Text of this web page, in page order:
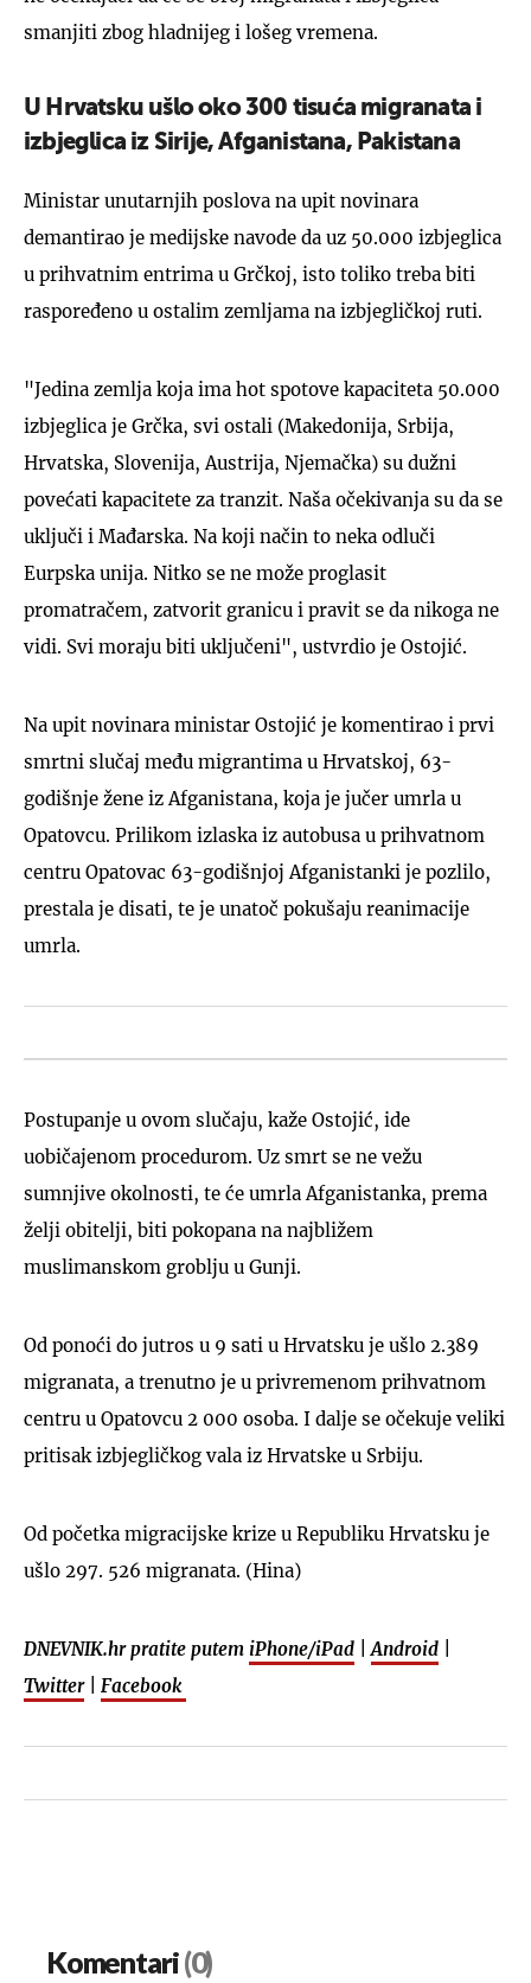
smanjiti zbog hladnijeg i lošeg vremena.
U Hrvatsku ušlo oko 300 tisuća migranata i
izbjeglica iz Sirije, Afganistana, Pakistana
Ministar unutarnjih poslova na upit novinara
demantirao je medijske navode da uz 50.000 izbjeglica
u prihvatnim entrima u Grčkoj, isto toliko treba biti
raspoređeno u ostalim zemljama na izbjegličkoj ruti.
"Jedina zemlja koja ima hot spotove kapaciteta 50.000
izbjeglica je Grčka, svi ostali (Makedonija, Srbija,
Hrvatska, Slovenija, Austrija, Njemačka) su dužni
povećati kapacitete za tranzit. Naša očekivanja su da se
uključi i Mađarska. Na koji način to neka odluči
Eurpska unija. Nitko se ne može proglasit
promatračem, zatvorit granicu i pravit se da nikoga ne
vidi. Svi moraju biti uključeni", ustvrdio je Ostojić.
Na upit novinara ministar Ostojić je komentirao i prvi
smrtni slučaj među migrantima u Hrvatskoj, 63-
godišnje žene iz Afganistana, koja je jučer umrla u
Opatovcu. Prilikom izlaska iz autobusa u prihvatnom
centru Opatovac 63-godišnjoj Afganistanki je pozlilo,
prestala je disati, te je unatoč pokušaju reanimacije
umrla.
Postupanje u ovom slučaju, kaže Ostojić, ide
uobičajenom procedurom. Uz smrt se ne vežu
sumnjive okolnosti, te će umrla Afganistanka, prema
želji obitelji, biti pokopana na najbližem
muslimanskom groblju u Gunji.
Od ponoći do jutros u 9 sati u Hrvatsku je ušlo 2.389
migranata, a trenutno je u privremenom prihvatnom
centru u Opatovcu 2 000 osoba. I dalje se očekuje veliki
pritisak izbjegličkog vala iz Hrvatske u Srbiju.
Od početka migracijske krize u Republiku Hrvatsku je
ušlo 297. 526 migranata. (Hina)
DNEVNIK.hr pratite putem iPhone/iPad Android
Twitter| Facebook
Komentari(0)